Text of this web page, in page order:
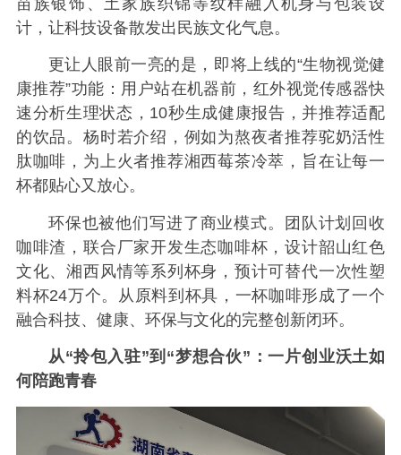
计，让科技设备散发出民族文化气息。
更让人眼前一亮的是，即将上线的“生物视觉健
康推荐”功能：用户站在机器前，红外视觉传感器快
速分析生理状态，10秒生成健康报告，并推荐适配
的饮品。杨时若介绍，例如为熬夜者推荐驼奶活性
肽咖啡，为上火者推荐湘西莓茶冷萃，旨在让每一
杯都贴心又放心。
环保也被他们写进了商业模式。团队计划回收
咖啡渣，联合厂家开发生态咖啡杯，设计韶山红色
文化、湘西风情等系列杯身，预计可替代一次性塑
料杯24万个。从原料到杯具，一杯咖啡形成了一个
融合科技、健康、环保与文化的完整创新闭环。
从“拎包入驻”到“梦想合伙”：一片创业沃土如
何陪跑青春